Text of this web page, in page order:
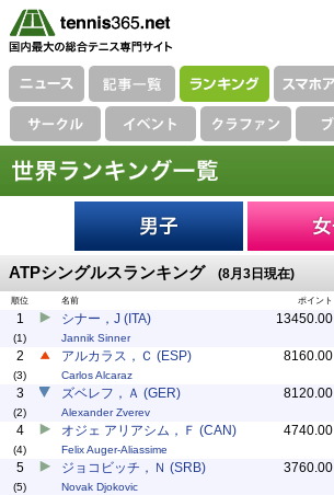
ATPシングルスランキング (8月3日現在)
順位 名前 ポイント
1
(1)
シナー，J (ITA)
Jannik Sinner
13450.00
2
(3)
アルカラス，Ｃ (ESP)
Carlos Alcaraz
8160.00
3
(2)
ズベレフ，Ａ (GER)
Alexander Zverev
8120.00
4
(4)
オジェ アリアシム，Ｆ (CAN)
Felix Auger-Aliassime
4740.00
5
(5)
ジョコビッチ，Ｎ (SRB)
Novak Djokovic
3760.00